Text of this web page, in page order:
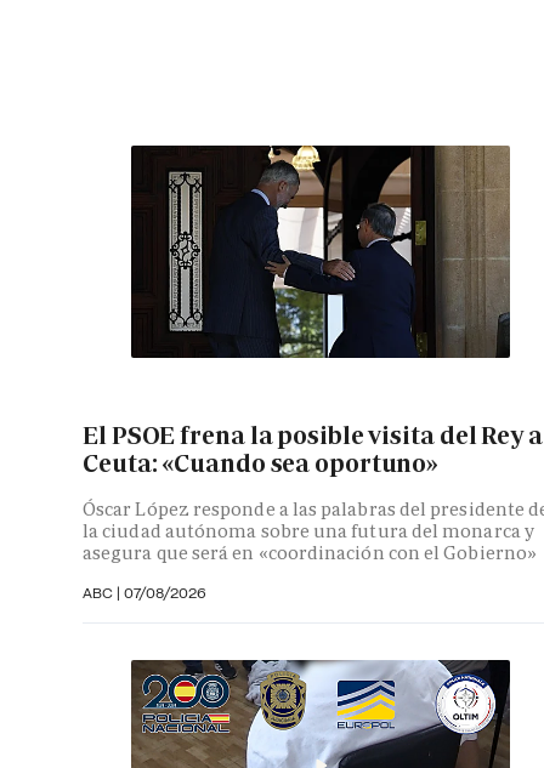
El PSOE frena la posible visita del Rey a
Ceuta: «Cuando sea oportuno»
Óscar López responde a las palabras del presidente
la ciudad autónoma sobre una futura del monarca y
asegura que será en «coordinación con el Gobierno»
ABC | 07/08/2026